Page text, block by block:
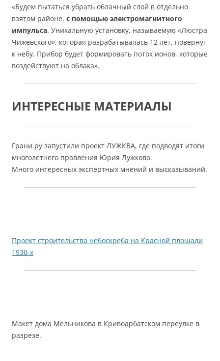
«Будем пытаться убрать облачный слой в отдельно
взятом районе, с помощью электромагнитного
импульса. Уникальную установку, называемую «Люстра
Чижевского», которая разрабатывалась 12 лет, повернут
к небу. Прибор будет формировать поток ионов, которые
воздействуют на облака».
ИНТЕРЕСНЫЕ МАТЕРИАЛЫ
Грани.ру запустили проект ЛУЖКВА, где подводят итоги
многолетнего правления Юрия Лужкова.
Много интересных экспертных мнений и высказываний.
Проект строительства небоскреба на Красной площади
1930-х
Макет дома Мельникова в Кривоарбатском переулке в
разрезе.